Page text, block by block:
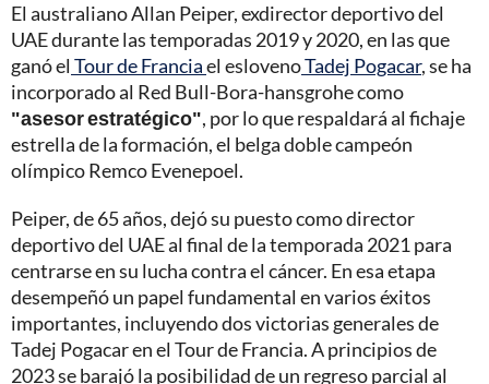
El australiano Allan Peiper, exdirector deportivo del
UAE durante las temporadas 2019 y 2020, en las que
ganó el Tour de Franciael eslovenoTadej Pogacar, se ha
incorporado al Red Bull-Bora-hansgrohe como
"asesor estratégico", por lo que respaldará al fichaje
estrella de la formación, el belga doble campeón
olímpico Remco Evenepoel.
Peiper, de 65 años, dejó su puesto como director
deportivo del UAE al final de la temporada 2021 para
centrarse en su lucha contra el cáncer. En esa etapa
desempeñó un papel fundamental en varios éxitos
importantes, incluyendo dos victorias generales de
Tadej Pogacar en el Tour de Francia. A principios de
2023 se barajó la posibilidad de un regreso parcial al